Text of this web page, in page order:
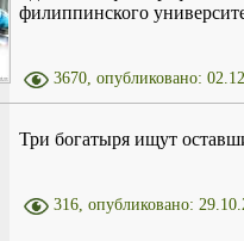
филиппинского
3670, опубликовано:
Три богатыря ищут
316, опубликовано: